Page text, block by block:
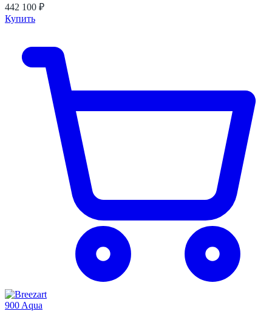
442 100 ₽
Купить